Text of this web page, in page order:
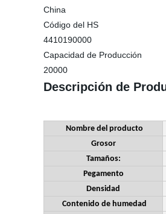
China
Código del HS
4410190000
Capacidad de Producción
20000
Descripción de
Nombre del producto
Grosor
Tamaños:
Pegamento
Densidad
Contenido de humedad